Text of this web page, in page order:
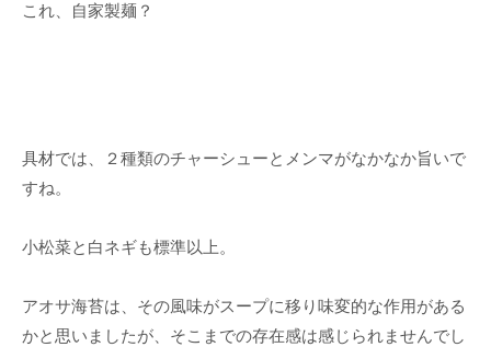
これ、自家製麺？
具材では、２種類のチャーシューとメンマがなかなか旨いで
すね。
小松菜と白ネギも標準以上。
アオサ海苔は、その風味がスープに移り味変的な作用がある
かと思いましたが、そこまでの存在感は感じられませんでし